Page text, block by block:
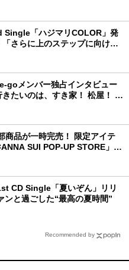
Single「ハジマリCOLOR」発
さらに上のステップに向けた
に」と爽やかな笑顔で意気込
goメンバー独占インタビュー
たいのは、すき家！ 松屋！ ミ
商品が一時完売！ 限定アイテ
SUI POP-UP STORE」が
CD Single「夏いぞん」リリ
と過ごした“最高の夏時間”
Recommended by